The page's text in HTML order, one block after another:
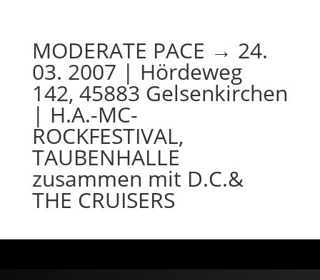
MODERATE PACE → 24.
03. 2007 | Hördeweg
142, 45883 Gelsenkirchen
| H.A.-MC-
ROCKFESTIVAL,
TAUBENHALLE
zusammen mit D.C.&
THE CRUISERS